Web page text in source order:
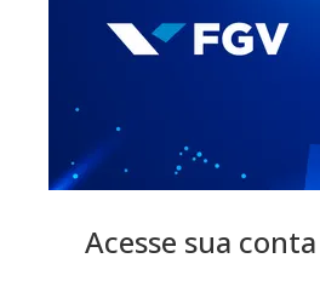
Acesse sua conta